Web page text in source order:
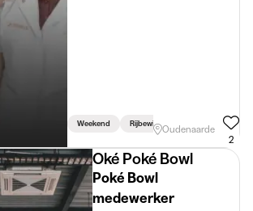
Weekend Rijbewijs VereistOudenaarde
2
Oké Poké Bowl
Poké Bowl
medewerker